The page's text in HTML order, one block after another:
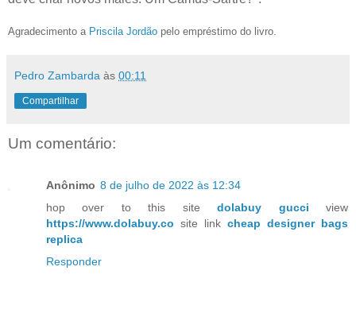
Agradecimento a Priscila Jordão pelo empréstimo do livro.
Pedro Zambarda às 00:11
Compartilhar
Um comentário:
Anônimo 8 de julho de 2022 às 12:34
hop over to this sitedolabuy gucci view
https://www.dolabuy.co site link cheap designer bags
replica
Responder